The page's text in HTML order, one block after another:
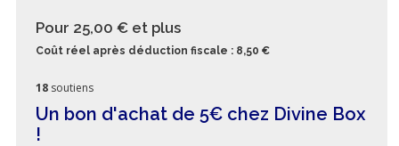
Pour 25,00 € et plus
Coût réel après déduction fiscale : 8,50 €
18 soutiens
Un bon d'achat de 5€ chez Divine Box
!